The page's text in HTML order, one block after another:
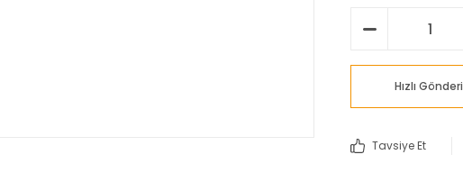
Hızlı Gönderi
Tavsiye Et